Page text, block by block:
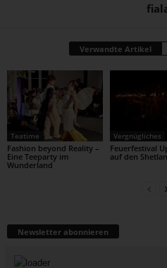
Verwandte Artikel
Teatime
Fashion beyond Reality –
Eine Teeparty im
Wunderland
Vergnügliches
Feuerfestival
auf den
Newsletter abonnieren